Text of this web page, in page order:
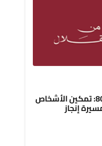
في ذكرى الاستقلال الـ80: تمكين الأشخاص
إنجاز